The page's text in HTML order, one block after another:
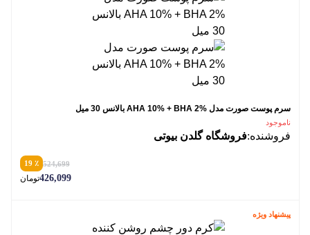
سرم پوست صورت مدل AHA 10% + BHA 2% بالانس 30 میل
ناموجود
فروشنده:فروشگاه گلدن بیوتی
524,699 ٪ 19
426,099تومان
پیشنهاد ویژه